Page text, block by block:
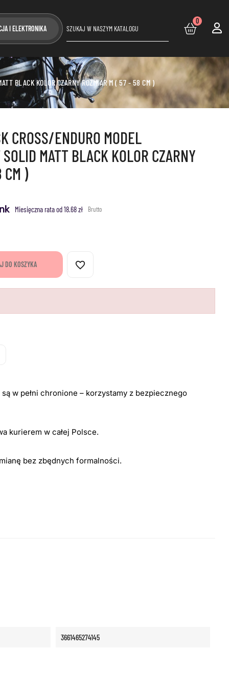
I ELEKTRONIKA
0
BLACK KOLOR CZARNY ROZMIAR M ( 57 - 58 CM )
CROSS/ENDURO MODEL
MATT BLACK KOLOR CZARNY
CM )
Miesięczna rata od 18.68 zł Brutto
DO KOSZYKA favorite_border
w pełni chronione – korzystamy z bezpiecznego
kurierem w całej Polsce.
bez zbędnych formalności.
3661465274145